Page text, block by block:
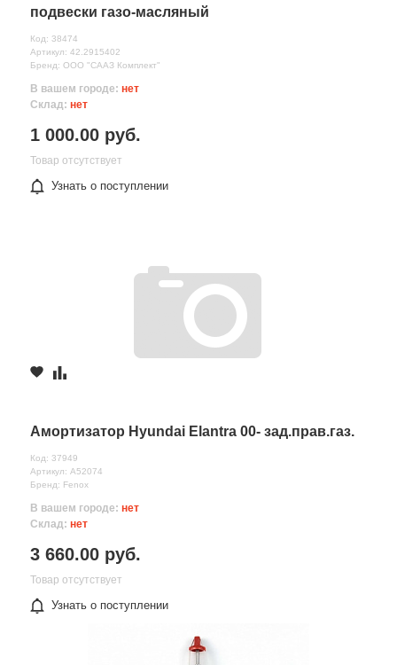
подвески газо-масляный
Код: 38474
Артикул: 42.2915402
Бренд: ООО "СААЗ Комплект"
В вашем городе: нет
Склад: нет
1 000.00 руб.
Товар отсутствует
Узнать о поступлении
Амортизатор Hyundai Elantra 00- зад.прав.газ.
Код: 37949
Артикул: A52074
Бренд: Fenox
В вашем городе: нет
Склад: нет
3 660.00 руб.
Товар отсутствует
Узнать о поступлении